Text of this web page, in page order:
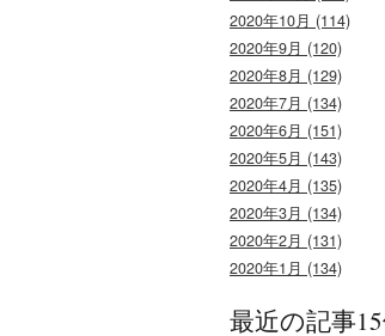
2020年10月 (114)
2020年9月 (120)
2020年8月 (129)
2020年7月 (134)
2020年6月 (151)
2020年5月 (143)
2020年4月 (135)
2020年3月 (134)
2020年2月 (131)
2020年1月 (134)
最近の記事